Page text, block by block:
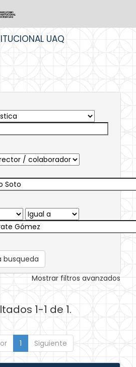
UAQ
busqueda
Mostrar filtros avanzados
1-1 de 1.
1 Siguiente